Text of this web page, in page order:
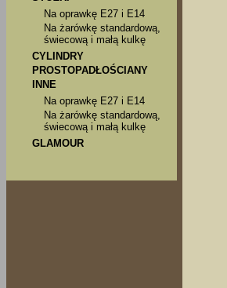
Na oprawkę E27 i E14
Na żarówkę standardową,
świecową i małą kulkę
CYLINDRY
PROSTOPADŁOŚCIANY
INNE
Na oprawkę E27 i E14
Na żarówkę standardową,
świecową i małą kulkę
GLAMOUR